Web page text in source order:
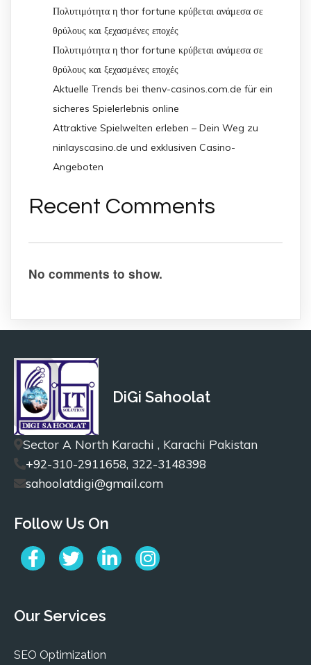
Πολυτιμότητα η thor fortune κρύβεται ανάμεσα σε
θρύλους και ξεχασμένες εποχές
Πολυτιμότητα η thor fortune κρύβεται ανάμεσα σε
θρύλους και ξεχασμένες εποχές
Aktuelle Trends bei thenv-casinos.com.de für ein
sicheres Spielerlebnis online
Attraktive Spielwelten erleben – Dein Weg zu
ninlayscasino.de und exklusiven Casino-
Angeboten
Recent Comments
No comments to show.
DiGi Sahoolat
Sector A North Karachi , Karachi Pakistan
+92-310-2911658, 322-3148398
sahoolatdigi@gmail.com
Follow Us On
Our Services
SEO Optimization